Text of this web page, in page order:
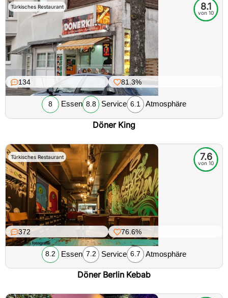
Türkisches Restaurant 8.1
von 10
134 81.3%
8 Essen 8.8 Service 6.1 Atmosphäre
Döner King
Türkisches Restaurant 7.6
von 10
372 76.6%
8.2 Essen 7.2 Service 6.7 Atmosphäre
Döner Berlin Kebab